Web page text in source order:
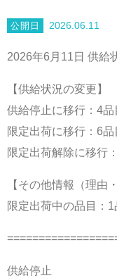
2026.06.11
2026年6月11日 供給
【供給状況の変更】
供給停止に移行：4品
限定出荷に移行：6品
限定出荷解除に移行
【その他情報（理由
限定出荷中の品目：1
供給停止